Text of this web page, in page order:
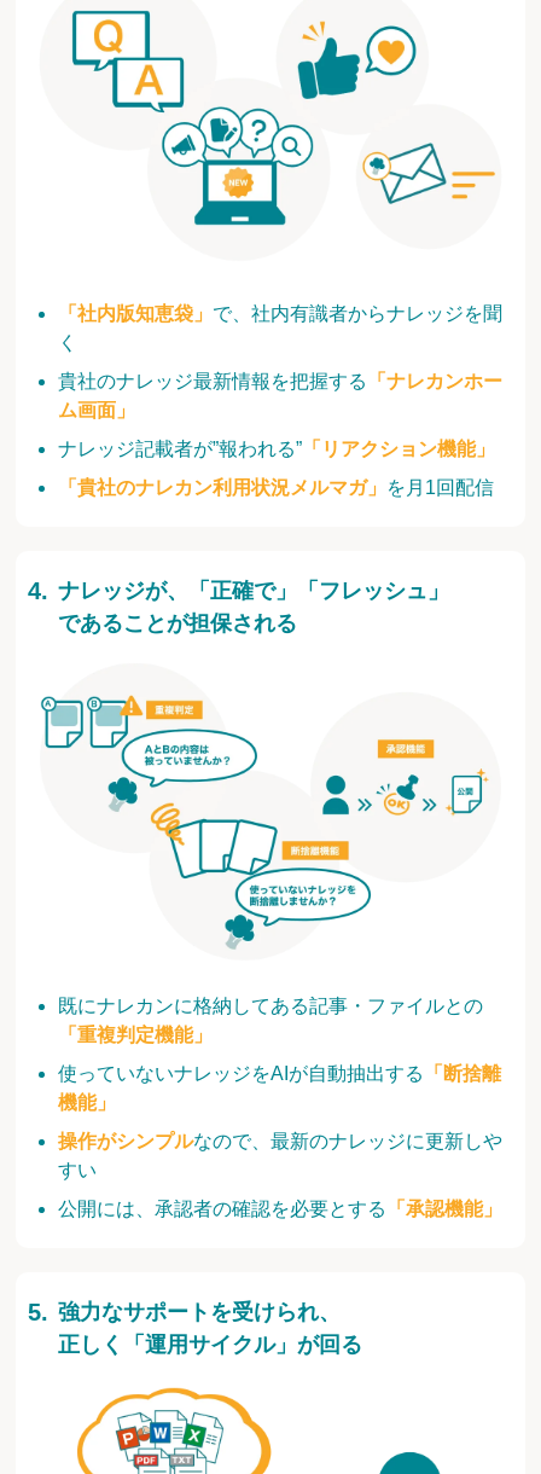
「社内版知恵袋」 で、社内有識者からナレッジを聞
く
貴社のナレッジ最新情報を把握する
「ナレカンホー
ム画面」
ナレッジ記載者が”報われる” 「リアクション機能」
「貴社のナレカン利用状況メルマガ」 を月1回配信
既にナレカンに格納してある記事・ファイルとの
「重複判定機能」
使っていないナレッジをAIが自動抽出する
「断捨離
機能」
操作がシンプルなので、最新のナレッジに更新しや
すい
公開には、承認者の確認を必要とする
「承認機能」
ナレッジが、「正確で」「フレッシュ」
であることが担保される
強力なサポートを受けられ、
正しく「運用サイクル」が回る